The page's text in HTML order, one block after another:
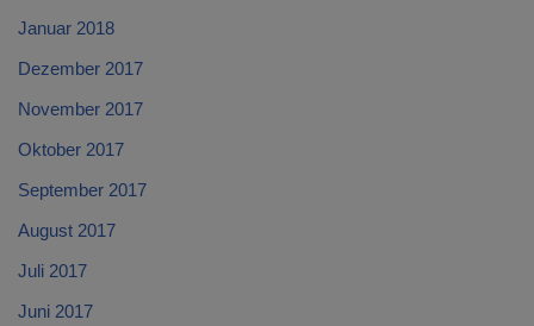
Januar 2018
Dezember 2017
November 2017
Oktober 2017
September 2017
August 2017
Juli 2017
Juni 2017